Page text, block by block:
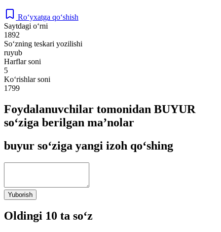
Ro‘yxatga qo‘shish
Saytdagi o‘rni
1892
So‘zning teskari yozilishi
ruyub
Harflar soni
5
Ko‘rishlar soni
1799
Foydalanuvchilar tomonidan BUYUR
so‘ziga berilgan ma’nolar
buyur so‘ziga yangi izoh qo‘shing
Yuborish
Oldingi 10 ta so‘z